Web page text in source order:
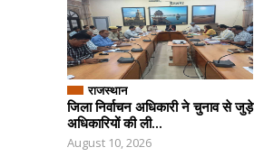
राजस्थान
जिला निर्वाचन अधिकारी ने चुनाव से जुड़े
अधिकारियों की ली...
August 10, 2026